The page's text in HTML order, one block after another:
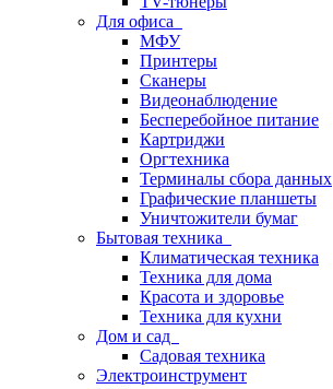
Для офиса
МФУ
Принтеры
Сканеры
Видеонаблюдение
Бесперебойное питание
Картриджи
Оргтехника
Терминалы сбора данных
Графические планшеты
Уничтожители бумаг
Бытовая техника
Климатическая техника
Техника для дома
Красота и здоровье
Техника для кухни
Дом и сад
Садовая техника
Электроинструмент